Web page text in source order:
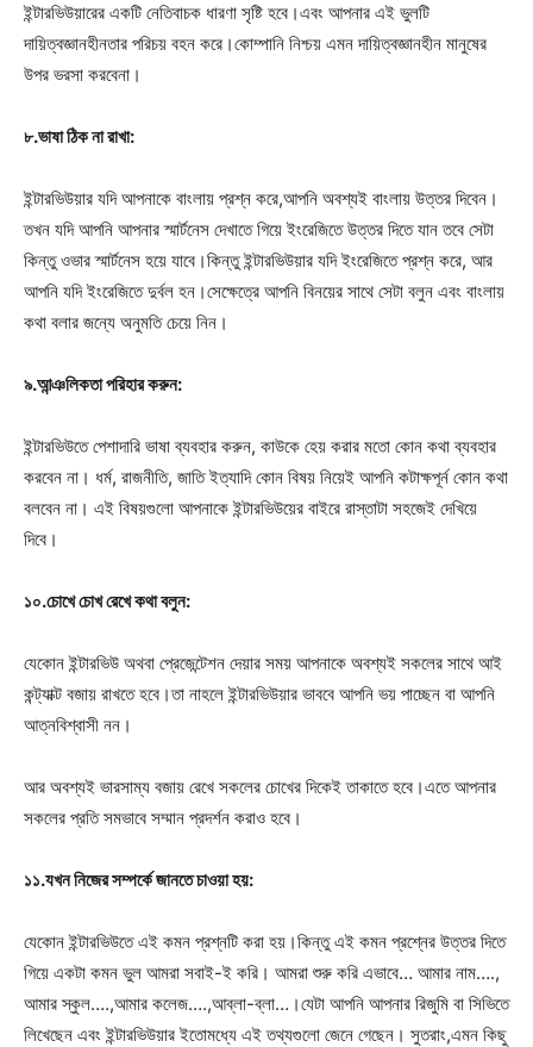
ইন্টারভিউয়ারের একটি নেতিবাচক ধারণা সৃষ্টি হবে।এবং আপনার এই ভুলটি
দায়িত্বজ্ঞানহীনতার পরিচয় বহন করে।কোম্পানি নিশ্চয় এমন দায়িত্বজ্ঞানহীন মানুষের
উপর ভরসা করবেনা।
৮.ভাষা ঠিক না রাখা:
ইন্টারভিউয়ার যদি আপনাকে বাংলায় প্রশ্ন করে,আপনি অবশ্যই বাংলায় উত্তর দিবেন।
তখন যদি আপনি আপনার স্মার্টনেস দেখাতে গিয়ে ইংরেজিতে উত্তর দিতে যান তবে সেটা
কিন্তু ওভার স্মার্টনেস হয়ে যাবে।কিন্তু ইন্টারভিউয়ার যদি ইংরেজিতে প্রশ্ন করে, আর
আপনি যদি ইংরেজিতে দুর্বল হন।সেক্ষেত্রে আপনি বিনয়ের সাথে সেটা বলুন এবং বাংলায়
কথা বলার জন্যে অনুমতি চেয়ে নিন।
৯.আন্ঞলিকতা পরিহার করুন:
ইন্টারভিউতে পেশাদারি ভাষা ব্যবহার করুন, কাউকে হেয় করার মতো কোন কথা ব্যবহার
করবেন না। ধর্ম, রাজনীতি, জাতি ইত্যাদি কোন বিষয় নিয়েই আপনি কটাক্ষপূর্ন কোন কথা
বলবেন না। এই বিষয়গুলো আপনাকে ইন্টারভিউয়ের বাইরে রাস্তাটা সহজেই দেখিয়ে
দিবে।
১০.চোখে চোখ রেখে কথা বলুন:
যেকোন ইন্টারভিউ অথবা প্রেজেন্টেশন দেয়ার সময় আপনাকে অবশ্যই সকলের সাথে আই
কন্ট্যাক্ট বজায় রাখতে হবে।তা নাহলে ইন্টারভিউয়ার ভাববে আপনি ভয় পাচ্ছেন বা আপনি
আত্নবিশ্বাসী নন।
আর অবশ্যই ভারসাম্য বজায় রেখে সকলের চোখের দিকেই তাকাতে হবে।এতে আপনার
সকলের প্রতি সমভাবে সম্মান প্রদর্শন করাও হবে।
১১.যখন নিজের সম্পর্কে জানতে চাওয়া হয়:
যেকোন ইন্টারভিউতে এই কমন প্রশ্নটি করা হয়।কিন্তু এই কমন প্রশ্নের উত্তর দিতে
গিয়ে একটা কমন ভুল আমরা সবাই-ই করি। আমরা শুরু করি এভাবে… আমার নাম….,
আমার স্কুল….,আমার কলেজ….,আব্লা-ব্লা­…।যেটা আপনি আপনার রিজুমি বা সিভিতে
লিখেছেন এবং ইন্টারভিউয়ার ইতোমধ্যে এই তথ্যগুলো জেনে গেছেন। সুতরাং,এমন কিছু